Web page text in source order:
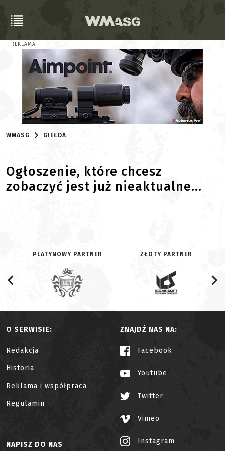
REKLAMA
WMASG GIEŁDA
Ogłoszenie, które chcesz
zobaczyć jest już nieaktualne...
PLATYNOWY PARTNER ZŁOTY PARTNER
O SERWISIE:
Redakcja
Historia
Reklama i współpraca
Regulamin
ZNAJDŹ NAS NA:
Facebook
Youtube
Twitter
Vimeo
Instagram
NAPISZ DO NAS